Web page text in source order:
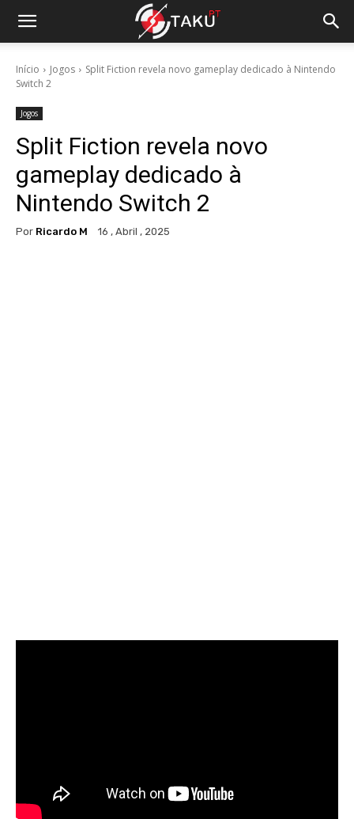
Início Jogos
Split Fiction revela novo gameplay dedicado à Nintendo
Switch 2
Jogos
Split Fiction revela novo
gameplay dedicado à
Nintendo Switch 2
Por Ricardo M 16 , Abril , 2025